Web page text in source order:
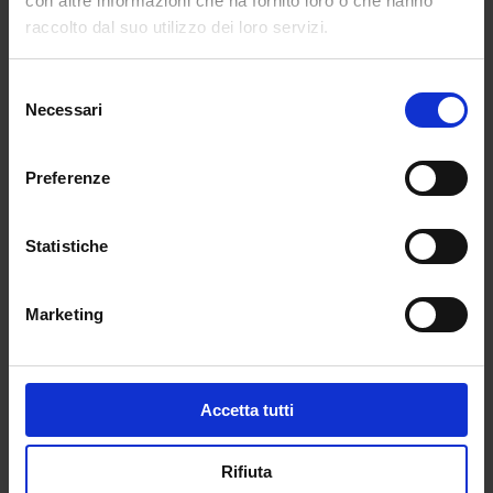
raccolto dal suo utilizzo dei loro servizi.
delNecessari
Preferenze
Statistiche
Marketing
Accetta tutti
Rifiuta
Dacastrum
romano a fortezza austriaca: storia di